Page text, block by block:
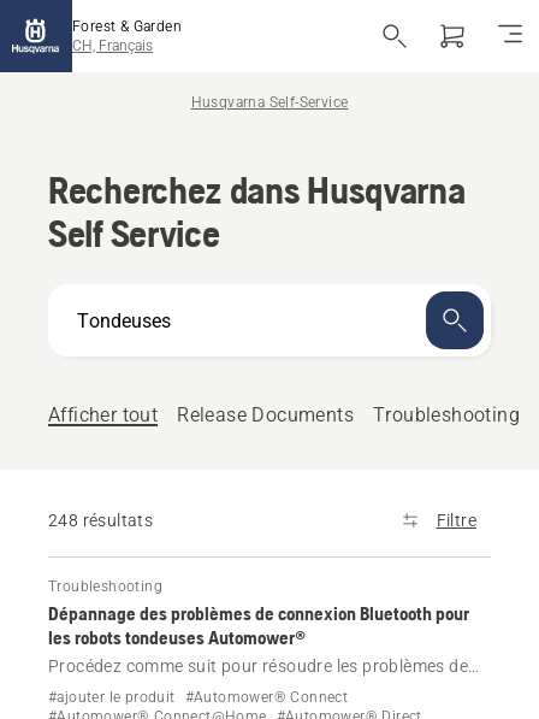
Forest & Garden
CH, Français
Husqvarna Self-Service
Recherchez dans Husqvarna
Self Service
quoi
vous
Afficher tout Release Documents Troubleshooting
248 résultats Filtre
Troubleshooting
Dépannage des problèmes de connexion Bluetooth pour
les robots tondeuses Automower®
Procédez comme suit pour résoudre les problèmes de
connexion Bluetooth ou d'appairage avec votre robot
tondeuse Automower® Husqvarna.
#ajouter le produit
#Automower® Connect